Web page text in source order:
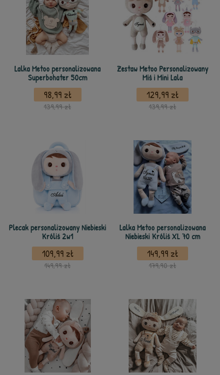
Lalka Metoo personalizowana
Superbohater 50cm
98,99 zł
139,99 zł
Zestaw Metoo Personalizowany
Miś i Mini Lala
129,99 zł
139,99 zł
Plecak personalizowany Niebieski
Króliś 2w1
109,99 zł
149,99 zł
Lalka Metoo personalizowana
Niebieski Króliś XL 70 cm
149,99 zł
179,90 zł